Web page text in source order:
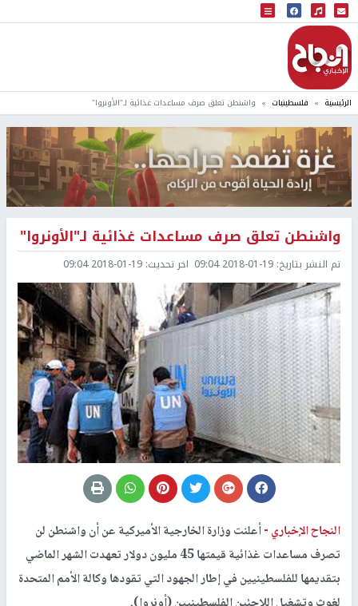
البث المباشر
إذاعة النجاح
الرئيسية فلسطينيات واشنطن تعلق صرف مساعدات غذائية لـ"الأونروا"
واشنطن تعلق صرف مساعدات غذائية لـ"الأونروا"
تم النشر بتاريخ: 2018-01-19 09:04 اخر تحديث: 2018-01-19 09:04
النجاح الإخباري -أعلنت وزارة الخارجية الأميركية عن أن واشنطن لن
تصرف مساعدات غذائية قيمتها 45 مليون دولار تعهدت الشهر الماضي
بتقديمها للفلسطينيين في إطار الجهود التي تقودها وكالة الأمم المتحدة